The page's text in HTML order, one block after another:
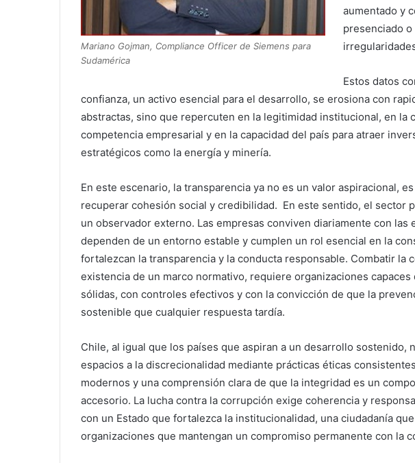
Mariano Gojman, Compliance Officer de Siemens para
Sudamérica
aumentado y
presenciado
Estos datos
confianza, un activo esencial para el desarrollo, se erosiona con
abstractas, sino que repercuten en la legitimidad institucional, en la
competencia empresarial y en la capacidad del país para atraer
estratégicos como la energía y minería.
En este escenario, la transparencia ya no es un valor aspiracional,
recuperar cohesión social y credibilidad. En este sentido, el sector
un observador externo. Las empresas conviven diariamente con las
dependen de un entorno estable y cumplen un rol esencial en la
fortalezcan la transparencia y la conducta responsable. Combatir la
existencia de un marco normativo, requiere organizaciones
sólidas, con controles efectivos y con la convicción de que la
sostenible que cualquier respuesta tardía.
Chile, al igual que los países que aspiran a un desarrollo sostenido,
espacios a la discrecionalidad mediante prácticas éticas
modernos y una comprensión clara de que la integridad es un
accesorio. La lucha contra la corrupción exige coherencia y
con un Estado que fortalezca la institucionalidad, una ciudadanía
organizaciones que mantengan un compromiso permanente con la